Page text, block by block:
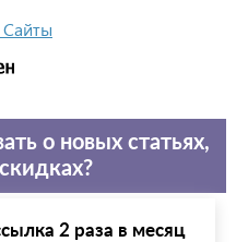
Сайты
о новых статьях,
2 раза в месяц